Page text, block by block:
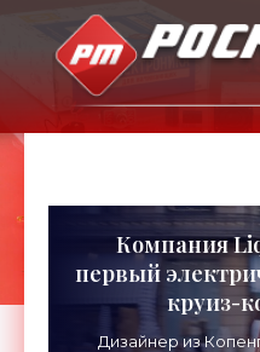
Компания
первый
круиз-
Дизайнер из